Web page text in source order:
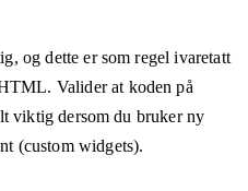
og dette er som regel ivaretatt
Valider at koden på
viktig dersom du bruker ny
(custom widgets).